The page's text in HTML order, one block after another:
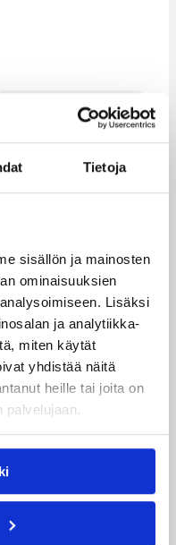
Tietoja
sisällön ja mainosten
ominaisuuksien
Lisäksi
ja analytiikka-
miten käytät
yhdistää näitä
heille tai joita on
palvelujaan.
Esa Mäki-Tulokas
Ahvenniemi
ulkomailla